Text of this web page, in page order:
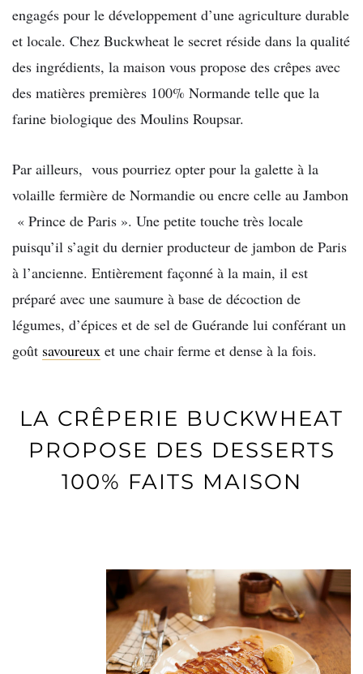
engagés pour le développement d’une agriculture durable
et locale. Chez Buckwheat le secret réside dans la qualité
des ingrédients, la maison vous propose des crêpes avec
des matières premières 100% Normande telle que la
farine biologique des Moulins Roupsar.
Par ailleurs, vous pourriez opter pour la galette à la
volaille fermière de Normandie ou encre celle au Jambon
« Prince de Paris ». Une petite touche très locale
puisqu’il s’agit du dernier producteur de jambon de Paris
à l’ancienne. Entièrement façonné à la main, il est
préparé avec une saumure à base de décoction de
légumes, d’épices et de sel de Guérande lui conférant un
goût savoureux et une chair ferme et dense à la fois.
LA CRÊPERIE BUCKWHEAT
PROPOSE DES DESSERTS
100% FAITS MAISON